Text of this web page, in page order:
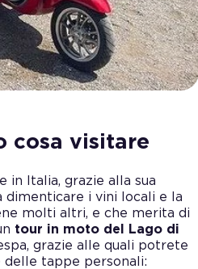
cosa visitare
in Italia, grazie alla sua
dimenticare i vini locali e la
molti altri, e che merita di
tour in moto del Lago di
grazie alle quali potrete
tappe personali: